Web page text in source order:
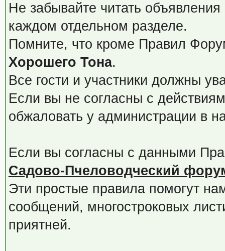
Не забывайте читать
каждом отдельном разделе.
Помните, что кроме Правил
Хорошего Тона.
Все гости и участники должны
Если вы не согласны с
обжаловать у администрации в
Если вы согласны с данными
Садово-Пчеловодческий
Эти простые правила помогут
сообщений, многостроковых
приятней.